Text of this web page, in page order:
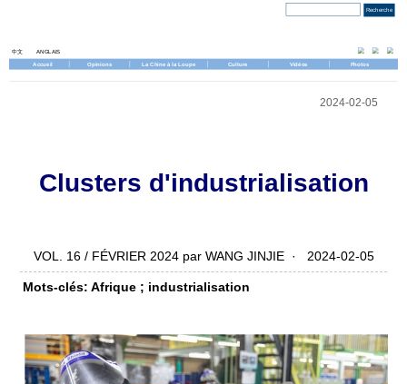
中文
ANGLAIS
Accueil
Opinions La Chine à la Loupe Culture Vidéos Photos
2024-02-05
Clusters d'industrialisation
VOL. 16 / FÉVRIER 2024 par WANG JINJIE · 2024-02-05
Mots-clés: Afrique ; industrialisation